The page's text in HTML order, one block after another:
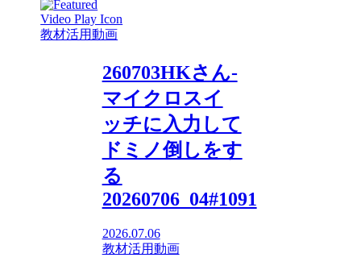
教材活用動画
260703HKさん-
マイクロスイ
ッチに入力して
ドミノ倒しをす
る
20260706_04#1091
2026.07.06
教材活用動画